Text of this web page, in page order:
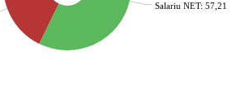
Salariu NET: 57,21%